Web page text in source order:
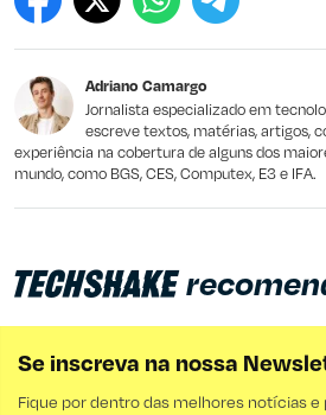
Este conteúdo contém informação
Outro
Adriano Camargo
Jornalista especializado em
escreve textos, matérias, artigos,
experiência na cobertura de alguns dos
mundo, como BGS, CES, Computex, E3 e IFA.
Se inscreva na nossa
Fique por dentro das melhores notícias